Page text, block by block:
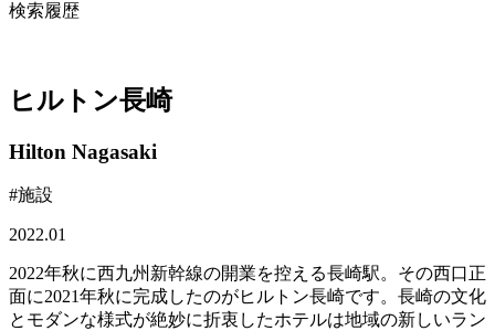
検索履歴
ヒルトン長崎
Hilton Nagasaki
#施設
2022.01
2022年秋に西九州新幹線の開業を控える長崎駅。その西口正
面に2021年秋に完成したのがヒルトン長崎です。長崎の文化
とモダンな様式が絶妙に折衷したホテルは地域の新しいラン